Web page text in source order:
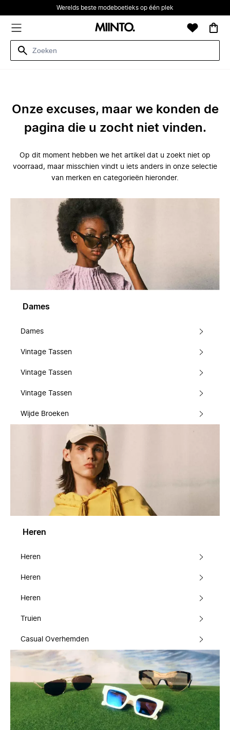
Werelds beste modeboetieks op één plek
Onze excuses, maar we konden de
pagina die u zocht niet vinden.
Op dit moment hebben we het artikel dat u zoekt niet op
voorraad, maar misschien vindt u iets anders in onze selectie
van merken en categorieën hieronder.
Dames
Dames
Vintage Tassen
Vintage Tassen
Vintage Tassen
Wijde Broeken
Heren
Heren
Heren
Heren
Truien
Casual Overhemden